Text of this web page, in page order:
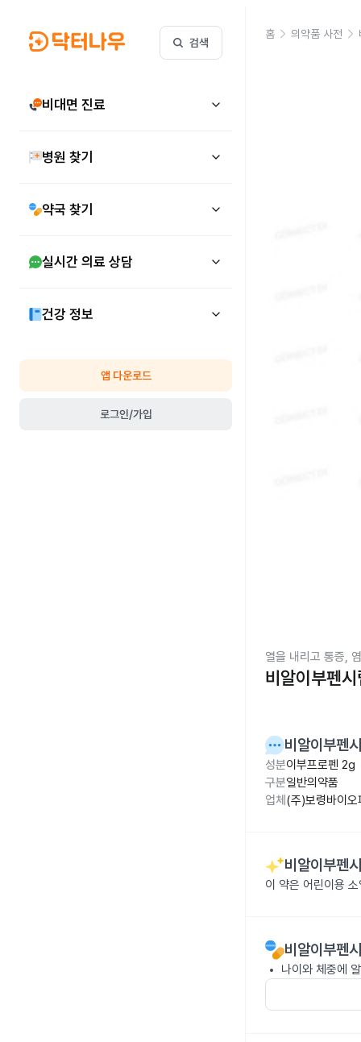
검색
비대면 진료
병원 찾기
약국 찾기
실시간 의료 상담
건강 정보
앱 다운로드
로그인/가입
홈 의약품 사전
열을 내리고 통증,
비알이부펜
비알이부펜
성분이부프로펜 2g
구분일반의약품
업체 (주)보령바이오
비알이부펜
이 약은 어린이용
비알이부펜
나이와 체중에